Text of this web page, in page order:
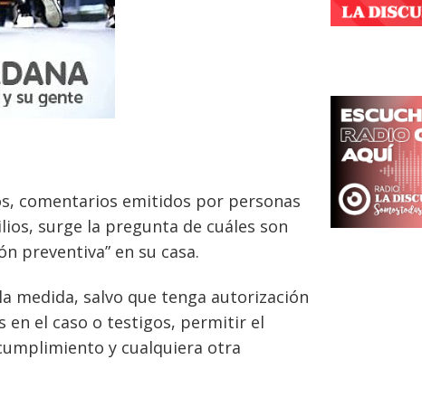
comentarios emitidos por personas
surge la pregunta de cuáles son
preventiva” en su casa.
medida, salvo que tenga autorización
en el caso o testigos, permitir el
y cualquiera otra